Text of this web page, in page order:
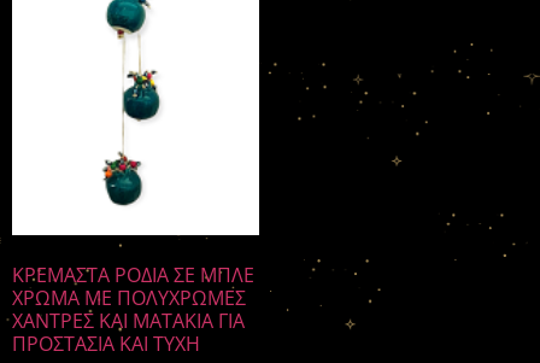
ΚΡΕΜΑΣΤΑ ΡΟΔΙΑ ΣΕ ΜΠΛΕ
ΧΡΩΜΑ ΜΕ ΠΟΛΥΧΡΩΜΕΣ
ΧΑΝΤΡΕΣ ΚΑΙ ΜΑΤΑΚΙΑ ΓΙΑ
ΠΡΟΣΤΑΣΙΑ ΚΑΙ ΤΥΧΗ